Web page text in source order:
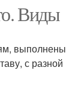
Виды
выполнены
с разной